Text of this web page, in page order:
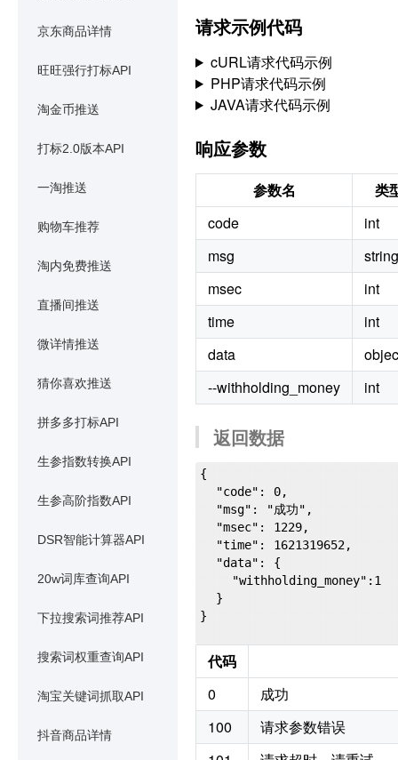
京东商品详情
旺旺强行打标API
淘金币推送
打标2.0版本API
一淘推送
购物车推荐
淘内免费推送
直播间推送
微详情推送
猜你喜欢推送
拼多多打标API
生参指数转换API
生参高阶指数API
DSR智能计算器API
20w词库查询API
下拉搜索词推荐API
搜索词权重查询API
淘宝关键词抓取API
抖音商品详情
请求示例代码
cURL请求代码示例
PHP请求代码示例
JAVA请求代码示例
响应参数
参数名
类
code
int
msg
string
msec
int
time
int
data
--withholding_money
int
返回数据
{
}
代码
0
成功
100
请求参数错误